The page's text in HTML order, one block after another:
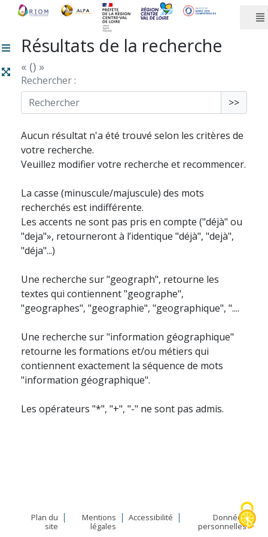
Résultats de la recherche
« () »
Rechercher :
>>
Aucun résultat n'a été trouvé selon les critères de
votre recherche.
Veuillez modifier votre recherche et recommencer.
La casse (minuscule/majuscule) des mots
recherchés est indifférente.
Les accents ne sont pas pris en compte ("déjà" ou
"deja"», retourneront à l’identique "déjà", "dejà",
"déja"...)
Une recherche sur "geograph", retourne les
textes qui contiennent "geographe",
"geographes", "geographie", "geographique", "....
Une recherche sur "information géographique"
retourne les formations et/ou métiers qui
contiennent exactement la séquence de mots
"information géographique".
Les opérateurs "*", "+", "-" ne sont pas admis.
Plan du
site
Mentions
légales
Accessibilité
Données
personnelles
Panneau de gestion des cookies